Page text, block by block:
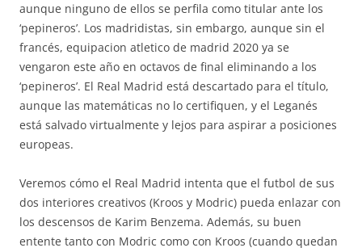
aunque ninguno de ellos se perfila como titular ante los
‘pepineros’. Los madridistas, sin embargo, aunque sin el
francés, equipacion atletico de madrid 2020 ya se
vengaron este año en octavos de final eliminando a los
‘pepineros’. El Real Madrid está descartado para el título,
aunque las matemáticas no lo certifiquen, y el Leganés
está salvado virtualmente y lejos para aspirar a posiciones
europeas.
Veremos cómo el Real Madrid intenta que el futbol de sus
dos interiores creativos (Kroos y Modric) pueda enlazar con
los descensos de Karim Benzema. Además, su buen
entente tanto con Modric como con Kroos (cuando quedan